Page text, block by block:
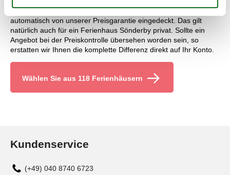
Jeder der bei Uns ein Ferienhaus Sönderby privat buchen, ist
automatisch von unserer Preisgarantie eingedeckt. Das gilt
natürlich auch für ein Ferienhaus Sönderby privat. Sollte ein
Angebot bei der Preiskontrolle übersehen worden sein, so
erstatten wir Ihnen die komplette Differenz direkt auf Ihr Konto.
Wählen Sie aus 118 Ferienhäusern
Kundenservice
(+49) 040 8740 6723